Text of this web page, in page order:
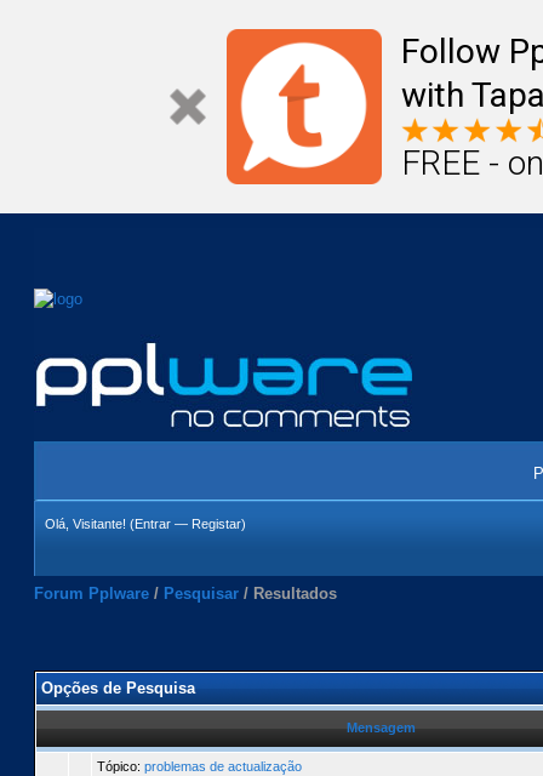
Follow
with
FREE -
Olá, Visitante! (Entrar — Registar)
Forum Pplware / Pesquisar / Resultados
Opções de Pesquisa
Mensagem
Tópico: problemas de actualização